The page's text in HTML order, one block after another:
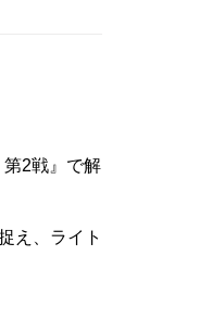
2戦』で解
え、ライト